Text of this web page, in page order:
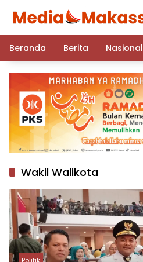
Beranda
Berita Nasional
Wakil Walikota